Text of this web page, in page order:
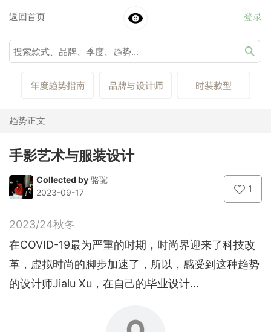
返回首页 登录
趋势正文
手影艺术与服装设计
Collected by 骆驼
2023-09-17
1
2023/24秋冬
在COVID-19最为严重的时期，时尚界迎来了科技改
革，虚拟时尚的脚步加速了，所以，感受到这种趋势
的设计师Jialu Xu，在自己的毕业设计...